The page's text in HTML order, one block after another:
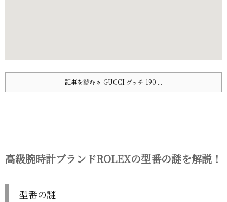
記事を読む GUCCI グッチ 190 ...
高級腕時計ブランドROLEXの型番の謎を解説！
型番の謎